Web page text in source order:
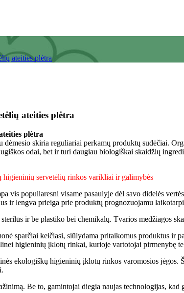
ateities plėtra
ateities plėtra
plėtra
skiria reguliariai perkamų produktų sudėčiai.
odai, bet ir turi daugiau biologiškai skaidžių
higieninių servetėlių rinkos varikliai ir galimybės
vis populiaresni visame pasaulyje dėl savo didelės
ir lengva prieiga prie produktų prognozuojamu
ir be plastiko bei chemikalų. Tvarios medžiagos
sparčiai keičiasi, siūlydama pritaikomus produktus ir
higieninių įklotų rinkai, kurioje vartotojai pirmenybę
ekologiškų higieninių įklotų rinkos varomosios
Be to, gamintojai diegia naujas technologijas,